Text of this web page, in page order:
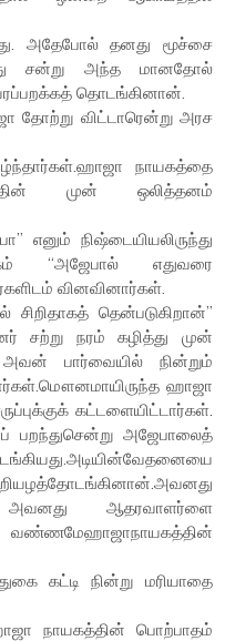
அதேபோல் தனது மூச்சை
சன்று அந்த மானதோல்
தொடங்கினான்.
தோற்று விட்டாரென்று அரச
நாயகத்தை
முன் ஒலித்தனம்
எனும் நிஷ்டையியலிருந்து
“அஜேபால் எதுவரை
வினவினார்கள்.
தென்படுகிறான்”
சற்று நரம் கழித்து முன்
பார்வையில் நின்றும்
ஹாஜா
கட்டளையிட்டார்கள்.
அஜேபாலைத்
அவனது ஆதரவாளர்ளை
வண்ணமேஹாஜாநாயகத்தின்
கட்டி நின்று மரியாதை
நாயகத்தின் பொற்பாதம்